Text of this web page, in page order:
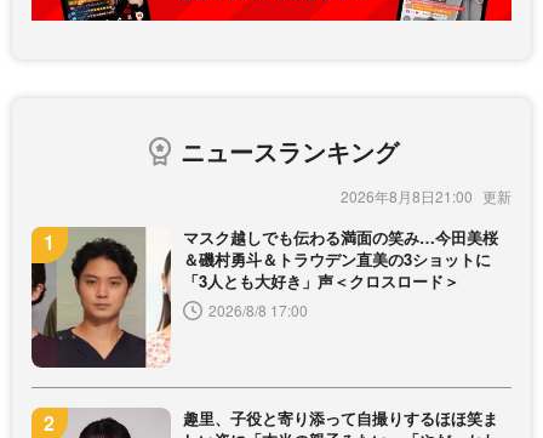
ニュースランキング
2026年8月8日21:00
マスク越しでも伝わる満面の笑み…今田美桜
＆磯村勇斗＆トラウデン直美の3ショットに
「3人とも大好き」声＜クロスロード＞
2026/8/8 17:00
趣里、子役と寄り添って自撮りするほほ笑ま